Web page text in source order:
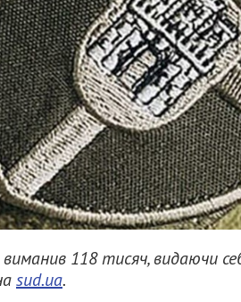
виманив 118 тисяч, видаючи
sud.ua.